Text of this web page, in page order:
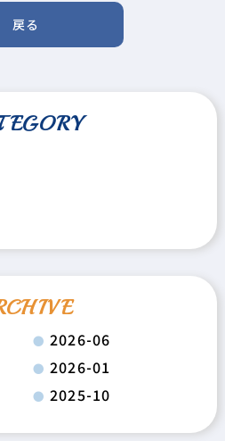
戻る
2026-06
2026-01
2025-10